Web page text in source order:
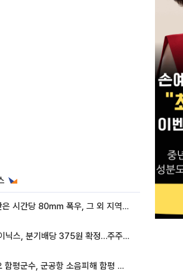
동해안은 시간당 80㎜ 폭우, 그 외 지역은 폭염…‘극과 극 날씨’
SK하이닉스, 분기배당 375원 확정…주주환원책 9월로 앞당겨 발표
이남오 함평군수, 군공항 소음피해 함평 보상 요구